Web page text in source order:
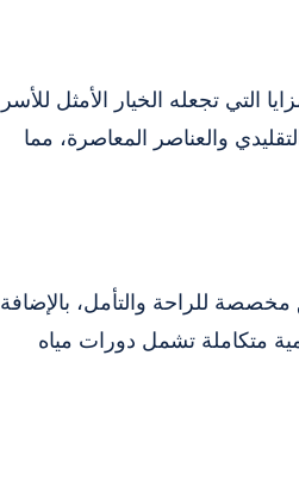
التي تجعله الخيار الأمثل للأسر
والعناصر المعاصرة، مما
للراحة والتأمل، بالإضافة
متكاملة تشمل دورات مياه